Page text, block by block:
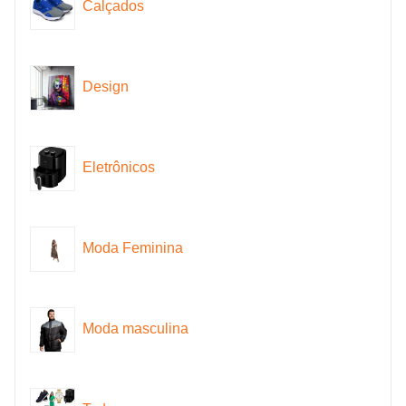
Calçados
Design
Eletrônicos
Moda Feminina
Moda masculina